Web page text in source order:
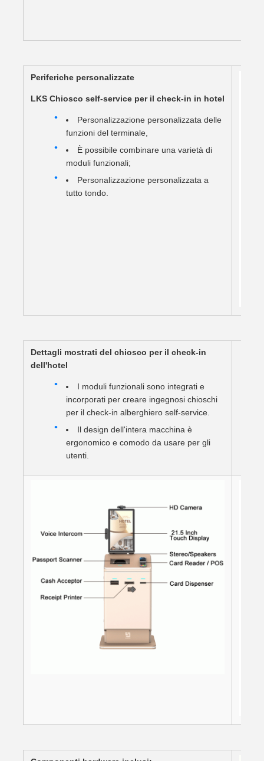
Periferiche personalizzate
LKS Chiosco self-service per il check-in in hotel
Personalizzazione personalizzata delle
funzioni del terminale,
È possibile combinare una varietà di
moduli funzionali;
Personalizzazione personalizzata a
tutto tondo.
Dettagli mostrati del chiosco per il check-in
dell'hotel
I moduli funzionali sono integrati e
incorporati per creare ingegnosi chioschi
per il check-in alberghiero self-service.
Il design dell'intera macchina è
ergonomico e comodo da usare per gli
utenti.